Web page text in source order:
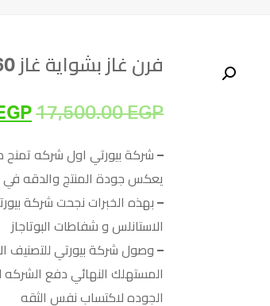
فرن غاز بشواية غاز 60 سم – PT60GG
17,500.00EGP
هو:
EGP.
– شركة بيورتي اول شركه
يعكس جودة المنتج والدقه في
– بهذه الخبرات نجحت شركة
الاستانلس و شفاطات البوتاجاز
– وصول شركة بيورتي للتصنيف
المستهلك النهائي دفع
الجوده لاكتساب نفس الثقه